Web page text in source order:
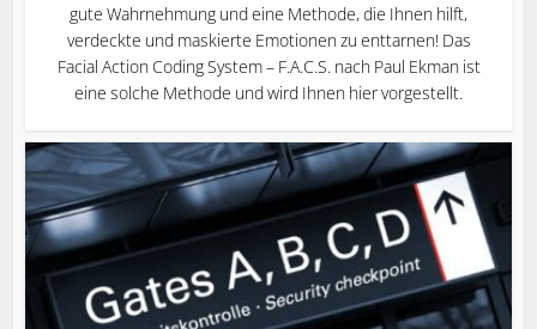
gute Wahrnehmung und eine Methode, die Ihnen hilft,
verdeckte und maskierte Emotionen zu enttarnen! Das
Facial Action Coding System – F.A.C.S. nach Paul Ekman ist
eine solche Methode und wird Ihnen hier vorgestellt.